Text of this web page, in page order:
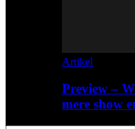
Artikel
Preview –
mere show